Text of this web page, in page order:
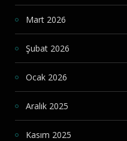
Mart 2026
Şubat 2026
Ocak 2026
Aralık 2025
Kasım 2025